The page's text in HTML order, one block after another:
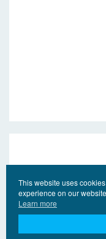
This website uses
experience on our
Learn more